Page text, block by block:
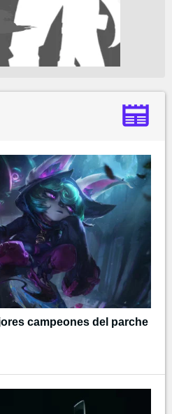
campeones del parche